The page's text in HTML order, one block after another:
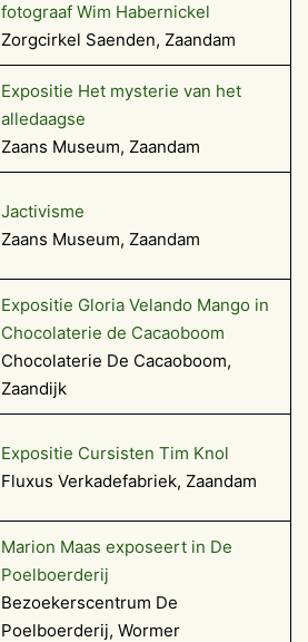
fotograaf Wim Habernickel
Zorgcirkel Saenden, Zaandam
Expositie Het mysterie van het
alledaagse
Zaans Museum, Zaandam
Jactivisme
Zaans Museum, Zaandam
Expositie Gloria Velando Mango in
Chocolaterie de Cacaoboom
Chocolaterie De Cacaoboom,
Zaandijk
Expositie Cursisten Tim Knol
Fluxus Verkadefabriek, Zaandam
Marion Maas exposeert in De
Poelboerderij
Bezoekerscentrum De
Poelboerderij, Wormer